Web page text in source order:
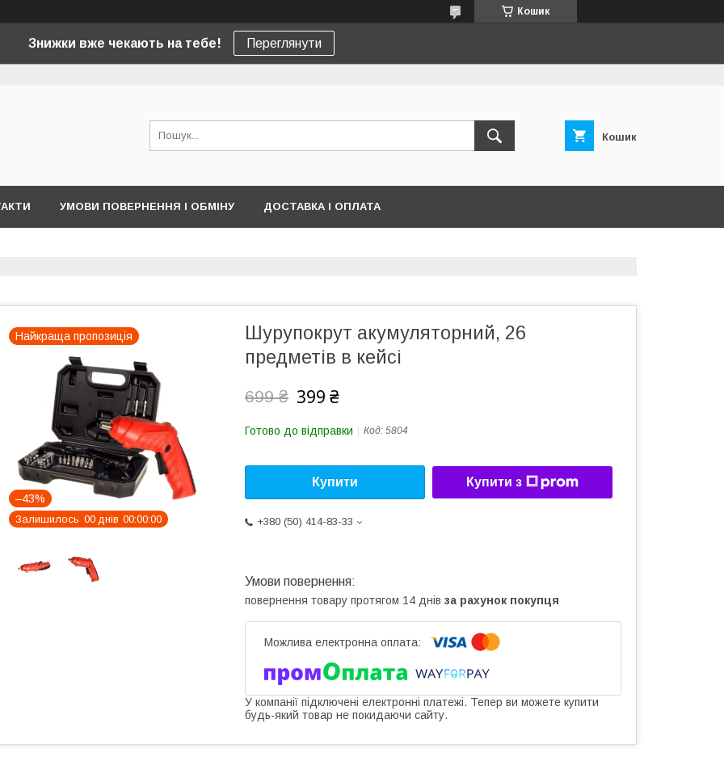
Кошик
Знижки вже чекають на тебе! Переглянути
Кошик
УМОВИ ПОВЕРНЕННЯ І ОБМІНУ ДОСТАВКА І ОПЛАТА
Найкраща пропозиція
–43%
Залишилось 00 днів 00 00 00
Шурупокрут акумуляторний, 26
предметів в кейсі
699 ₴ 399 ₴
Готово до відправки Код: 5804
Купити Купити з
+380 (50) 414-83-33
повернення товару протягом 14 днів за рахунок покупця
У компанії підключені електронні платежі. Тепер ви можете купити
будь-який товар не покидаючи сайту.